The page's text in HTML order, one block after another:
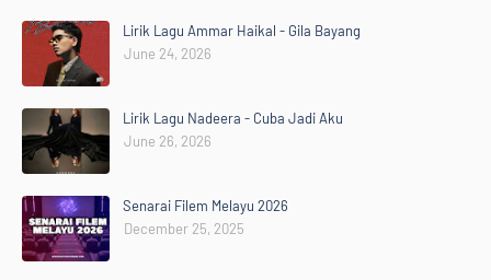
Lirik Lagu Ammar Haikal - Gila Bayang
June 24, 2026
Lirik Lagu Nadeera - Cuba Jadi Aku
June 26, 2026
Senarai Filem Melayu 2026
December 25, 2025